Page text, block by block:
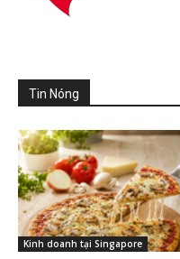
Tin Nóng
Kinh doanh tại Singapore